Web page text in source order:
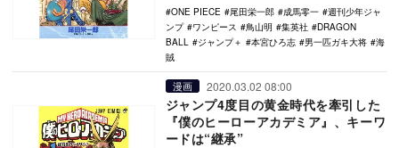
ONE PIECE
尾田栄一郎 成馬零一
週刊少年ジャ
ンプ
ワンピース 鳥山明 集英社
DRAGON
BALL
ジャンプ＋ 本宮ひろ志 男一匹ガキ大将
海
賊
漫画 2020.03.02 08:00
ジャンプ4度目の黄金時代を牽引した
『僕のヒーローアカデミア』、キーワ
ードは“継承”